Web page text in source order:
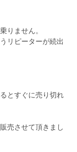
りません。
リピーターが続出
とすぐに売り切れ
売させて頂きまし